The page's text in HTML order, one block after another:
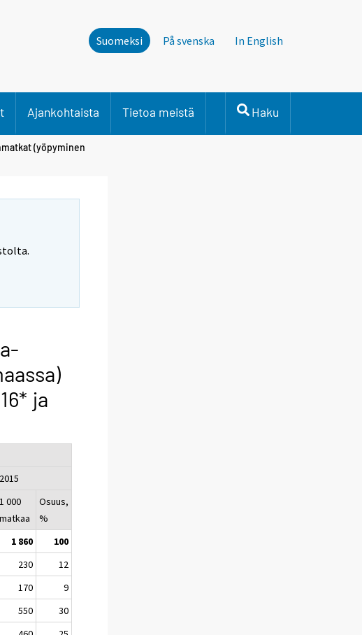
Suomeksi På svenska In English
Ajankohtaista Tietoa meistä Haku
(yöpyminen
ja
2015
1 000
matkaa
Osuus,
%
1 860
100
230
12
170
9
550
30